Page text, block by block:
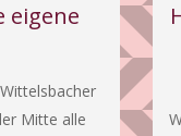
eigene
Mitte alle